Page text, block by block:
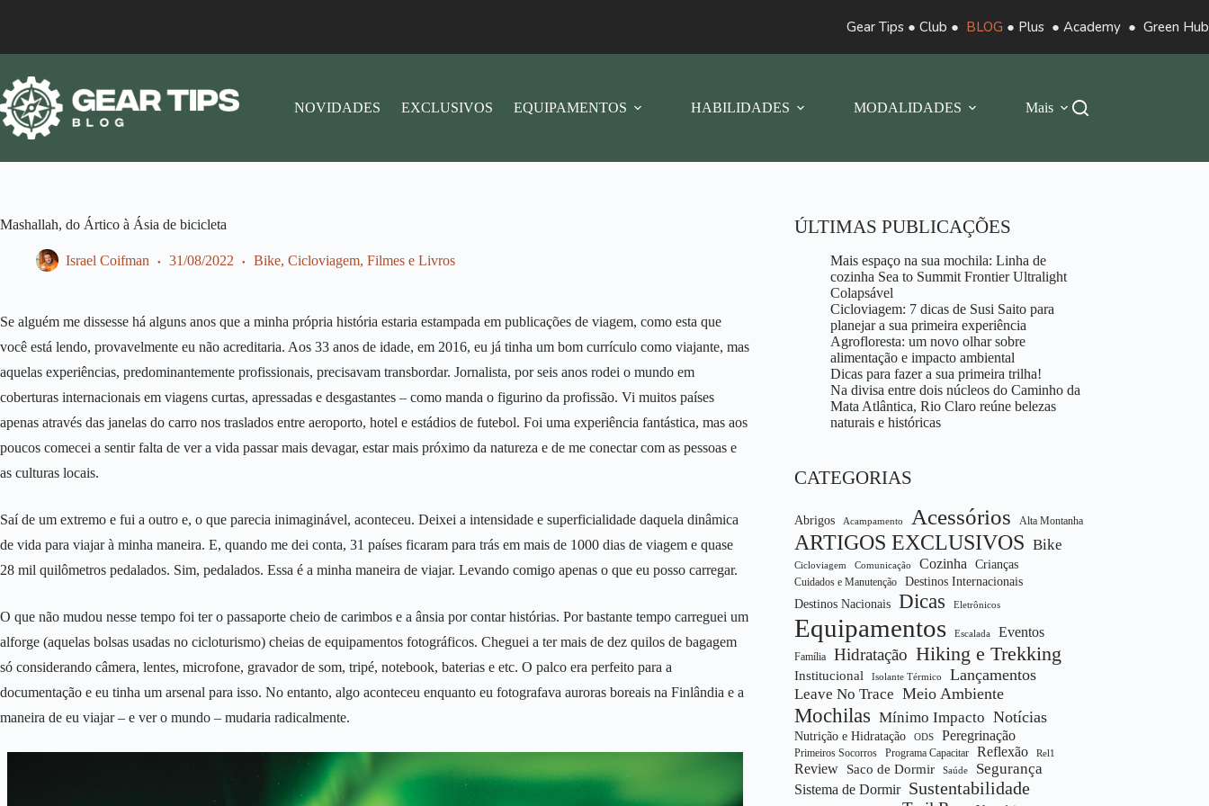
Gear Tips ● Club ● BLOG ● Plus ● Academy ● Green Hub
NOVIDADES EXCLUSIVOS EQUIPAMENTOS HABILIDADES MODALIDADES Mais
Mashallah, do Ártico à Ásia de bicicleta
Israel Coifman 31/08/2022 Bike, Cicloviagem, Filmes e Livros
Se alguém me dissesse há alguns anos que a minha própria história estaria estampada em publicações de viagem, como esta que
você está lendo, provavelmente eu não acreditaria. Aos 33 anos de idade, em 2016, eu já tinha um bom currículo como viajante, mas
aquelas experiências, predominantemente profissionais, precisavam transbordar. Jornalista, por seis anos rodei o mundo em
coberturas internacionais em viagens curtas, apressadas e desgastantes – como manda o figurino da profissão. Vi muitos países
apenas através das janelas do carro nos traslados entre aeroporto, hotel e estádios de futebol. Foi uma experiência fantástica, mas aos
poucos comecei a sentir falta de ver a vida passar mais devagar, estar mais próximo da natureza e de me conectar com as pessoas e
as culturas locais.
Saí de um extremo e fui a outro e, o que parecia inimaginável, aconteceu. Deixei a intensidade e superficialidade daquela dinâmica
de vida para viajar à minha maneira. E, quando me dei conta, 31 países ficaram para trás em mais de 1000 dias de viagem e quase
28 mil quilômetros pedalados. Sim, pedalados. Essa é a minha maneira de viajar. Levando comigo apenas o que eu posso carregar.
O que não mudou nesse tempo foi ter o passaporte cheio de carimbos e a ânsia por contar histórias. Por bastante tempo carreguei um
alforge (aquelas bolsas usadas no cicloturismo) cheias de equipamentos fotográficos. Cheguei a ter mais de dez quilos de bagagem
só considerando câmera, lentes, microfone, gravador de som, tripé, notebook, baterias e etc. O palco era perfeito para a
documentação e eu tinha um arsenal para isso. No entanto, algo aconteceu enquanto eu fotografava auroras boreais na Finlândia e a
maneira de eu viajar – e ver o mundo – mudaria radicalmente.
ÚLTIMAS PUBLICAÇÕES
Mais espaço na sua mochila: Linha de
cozinha Sea to Summit Frontier Ultralight
Colapsável
Cicloviagem: 7 dicas de Susi Saito para
planejar a sua primeira experiência
Agrofloresta: um novo olhar sobre
alimentação e impacto ambiental
Dicas para fazer a sua primeira trilha!
Na divisa entre dois núcleos do Caminho da
Mata Atlântica, Rio Claro reúne belezas
naturais e históricas
CATEGORIAS
Abrigos Acampamento Acessórios Alta Montanha
ARTIGOS EXCLUSIVOS Bike
Cicloviagem Comunicação Cozinha Crianças
Cuidados e Manutenção Destinos Internacionais
Destinos Nacionais Dicas Eletrônicos
Equipamentos Escalada Eventos
Família Hidratação Hiking e Trekking
Institucional Isolante Térmico Lançamentos
Leave No Trace Meio Ambiente
Mochilas Mínimo Impacto Notícias
Nutrição e Hidratação ODS Peregrinação
Primeiros Socorros Programa Capacitar Reflexão Rel1
Review Saco de Dormir Saúde Segurança
Sistema de Dormir Sustentabilidade